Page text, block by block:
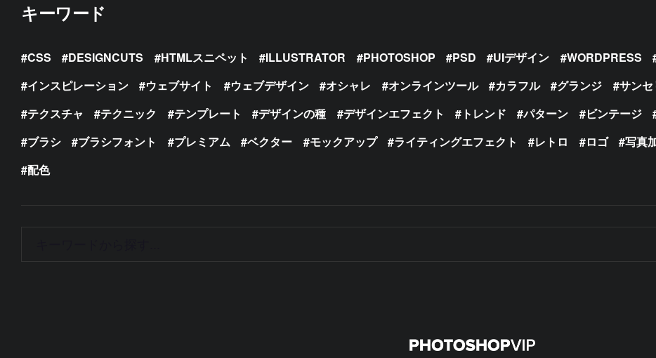
キーワード
CSS DESIGNCUTS HTMLスニペット ILLUSTRATOR PHOTOSHOP PSD UIデザイン WORDPRESS
インスピレーション
ウェブサイト ウェブデザイン オシャレ オンラインツール カラフル グランジ サンセ
テクスチャ
テクニック テンプレート デザインの種 デザインエフェクト トレンド パターン ビンテージ
ブラシ
ブラシフォント プレミアム ベクター モックアップ ライティングエフェクト レトロ ロゴ 写真
配色